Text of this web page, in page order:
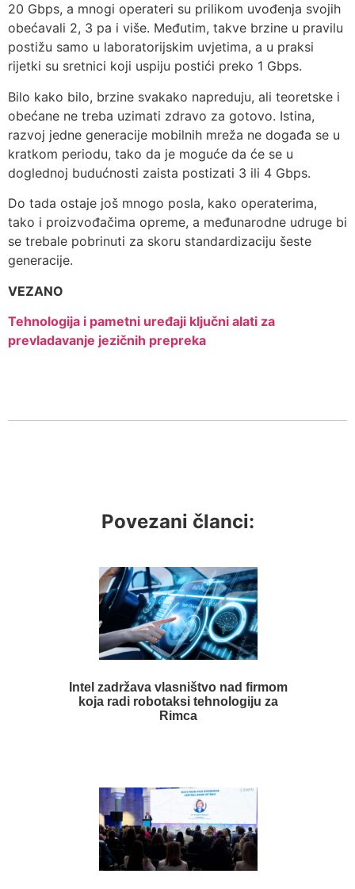
20 Gbps, a mnogi operateri su prilikom uvođenja svojih
obećavali 2, 3 pa i više. Međutim, takve brzine u pravilu
postižu samo u laboratorijskim uvjetima, a u praksi
rijetki su sretnici koji uspiju postići preko 1 Gbps.
Bilo kako bilo, brzine svakako napreduju, ali teoretske i
obećane ne treba uzimati zdravo za gotovo. Istina,
razvoj jedne generacije mobilnih mreža ne događa se u
kratkom periodu, tako da je moguće da će se u
doglednoj budućnosti zaista postizati 3 ili 4 Gbps.
Do tada ostaje još mnogo posla, kako operaterima,
tako i proizvođačima opreme, a međunarodne udruge bi
se trebale pobrinuti za skoru standardizaciju šeste
generacije.
VEZANO
Tehnologija i pametni uređaji ključni alati za
prevladavanje jezičnih prepreka
Povezani članci:
Intel zadržava vlasništvo nad firmom
koja radi robotaksi tehnologiju za
Rimca